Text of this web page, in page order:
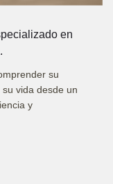
en
su
vida desde un
y